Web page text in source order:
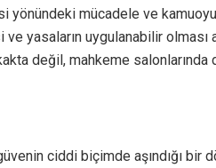
mücadele ve kamuoyu
yasaların uygulanabilir olması
değil, mahkeme
ciddi biçimde aşındığı bir